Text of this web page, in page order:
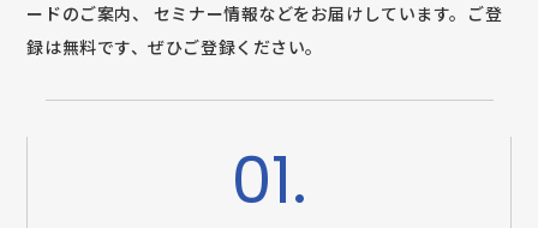
ードのご案内、
セミナー情報などをお届けしています。ご登
録は無料です、ぜひご登録ください。
01.